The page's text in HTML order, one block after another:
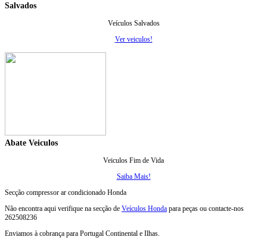
Salvados
Veículos Salvados
Ver veiculos!
Abate Veiculos
Veiculos Fim de Vida
Saiba Mais!
Secção compressor ar condicionado Honda
Não encontra aqui verifique na secção de Veículos Honda para peças ou contacte-nos
262508236
Enviamos à cobrança para Portugal Continental e Ilhas.